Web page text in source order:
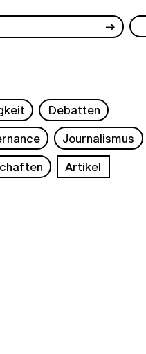
→
Debatten
Journalismus
Artikel